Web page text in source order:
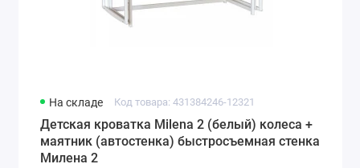
На складе Код товара: 431384246-12321
Детская кроватка Milena 2 (белый) колеса +
маятник (автостенка) быстросъемная стенка
Милена 2